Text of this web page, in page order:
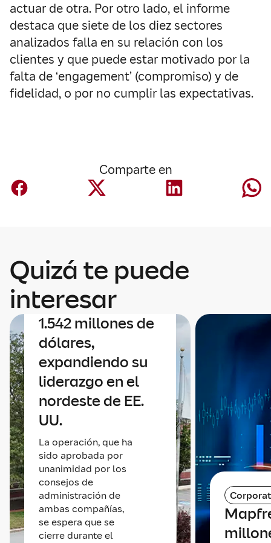
actuar de otra. Por otro lado, el informe
destaca que siete de los diez sectores
analizados falla en su relación con los
clientes y que puede estar motivado por la
falta de ‘engagement’ (compromiso) y de
fidelidad, o por no cumplir las expectativas.
Comparte en
Quizá te puede
interesar
un acuerdo para
adquirir Safety
Insurance por
1.542 millones de
dólares,
expandiendo su
liderazgo en el
nordeste de EE.
UU.
La operación, que ha
sido aprobada por
unanimidad por los
consejos de
administración de
ambas compañías,
se espera que se
cierre durante el